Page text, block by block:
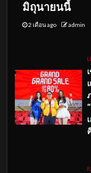
มิถุนายนนี้
2 เดือน ago admin